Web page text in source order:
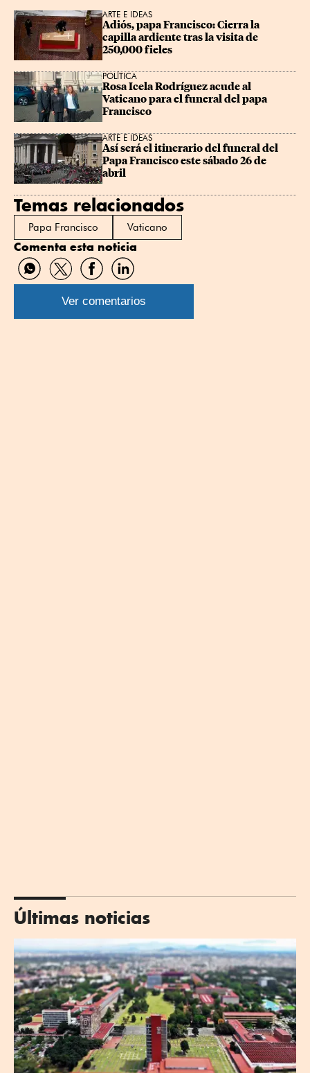
ARTE E IDEAS
Adiós, papa Francisco: Cierra la
capilla ardiente tras la visita de
250,000 fieles
POLÍTICA
Rosa Icela Rodríguez acude al
Vaticano para el funeral del papa
Francisco
ARTE E IDEAS
Así será el itinerario del funeral del
Papa Francisco este sábado 26 de
abril
Temas relacionados
Papa Francisco Vaticano
Comenta esta noticia
Compartir
por
WhatsApp
Compartir
por
Twitter
Compartir
por
Facebook
Compartir
por
Linkedin
Ver comentarios
Últimas noticias